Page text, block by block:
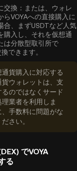
交換： または、ウォレ
らVOYAへの直接購入に
合、まずUSDTなど人気
購入し、それを仮想通
は分散型取引所で
できます。
貨購入に対応する
ウォレットは、支
のではなくサード
業者を利用しま
手数料に問題がな
さい。
でVOYA
る